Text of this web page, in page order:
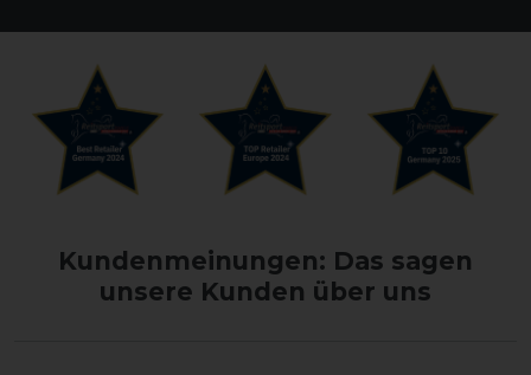
Kundenmeinungen: Das sagen
unsere Kunden über uns